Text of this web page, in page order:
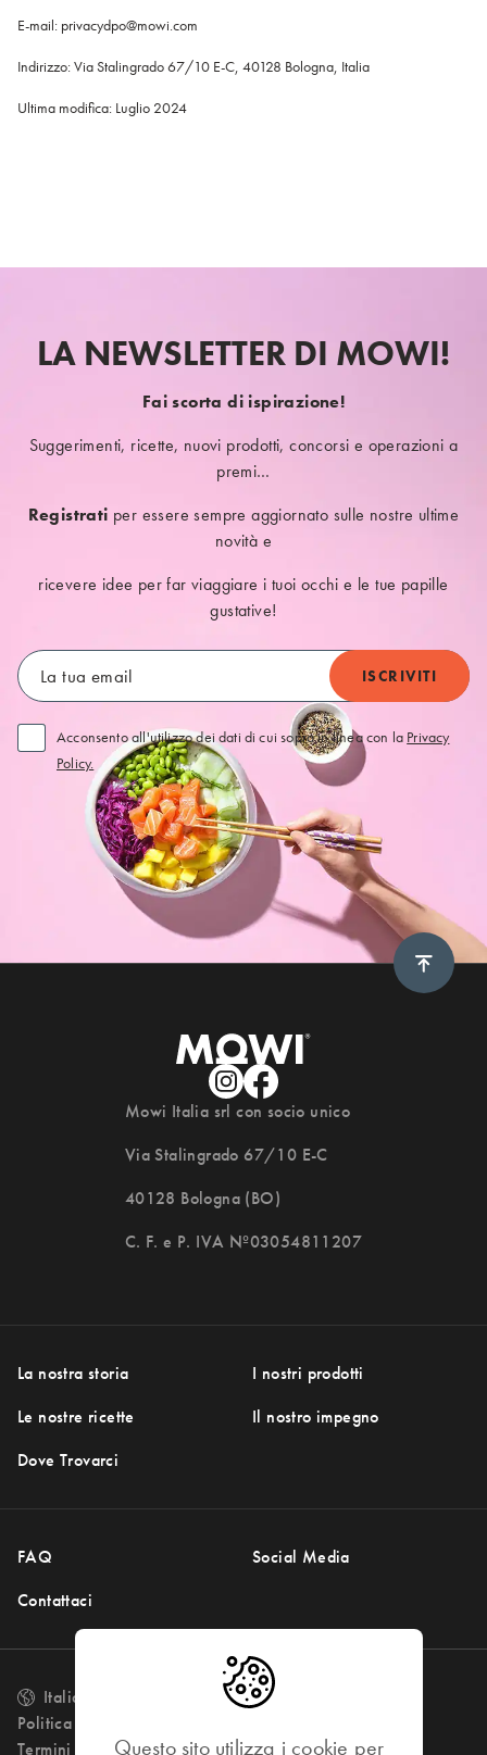
E-mail: privacydpo@mowi.com
Indirizzo: Via Stalingrado 67/10 E-C, 40128 Bologna, Italia
Ultima modifica: Luglio 2024
LA NEWSLETTER DI MOWI!
Fai scorta di ispirazione!
Suggerimenti, ricette, nuovi prodotti, concorsi e operazioni a
premi…
Registrati per essere sempre aggiornato sulle nostre ultime
novità e
ricevere idee per far viaggiare i tuoi occhi e le tue papille
gustative!
Acconsento all'utilizzo dei dati di cui sopra in linea con la Privacy
Policy.
Scroll
Mowi Italia srl con socio unico
Via Stalingrado 67/10 E-C
40128 Bologna (BO)
C. F. e P. IVA Nº03054811207
La nostra storia
I nostri prodotti
Le nostre ricette
Il nostro impegno
Dove Trovarci
FAQ
Social Media
Contattaci
Change language
Italia (Italiano)
Politica sulla privacy
Termini di utilizzoQuesto sito utilizza i cookie per